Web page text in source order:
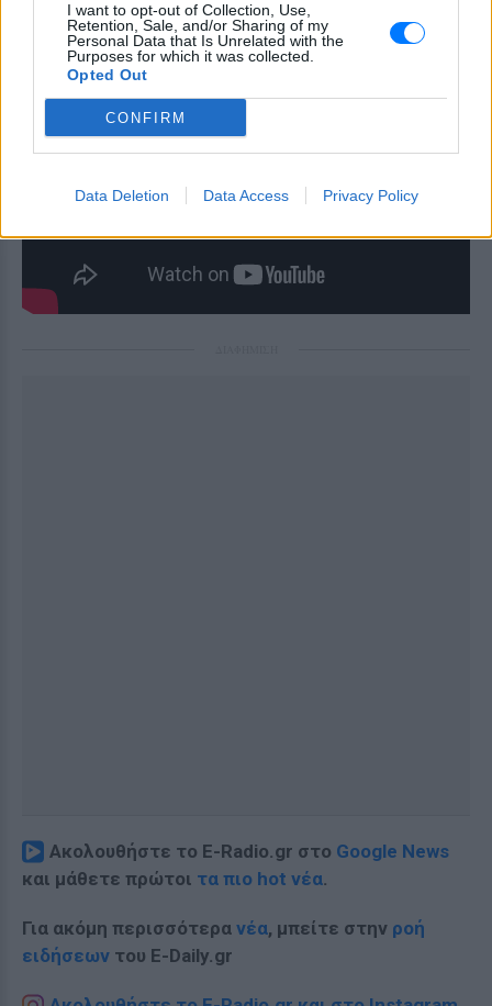
I want to opt-out of Collection, Use,
Retention, Sale, and/or Sharing of my
Personal Data that Is Unrelated with the
Purposes for which it was collected.
Opted Out
CONFIRM
Data Deletion Data Access Privacy Policy
Ακολουθήστε το E-Radio.gr στο Google News
και μάθετε πρώτοι τα πιο hot νέα.
Για ακόμη περισσότερα νέα, μπείτε στην ροή
ειδήσεων του E-Daily.gr